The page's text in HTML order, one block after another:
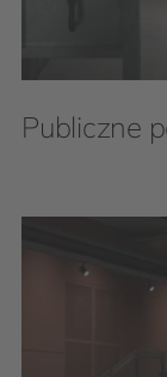
Publiczne